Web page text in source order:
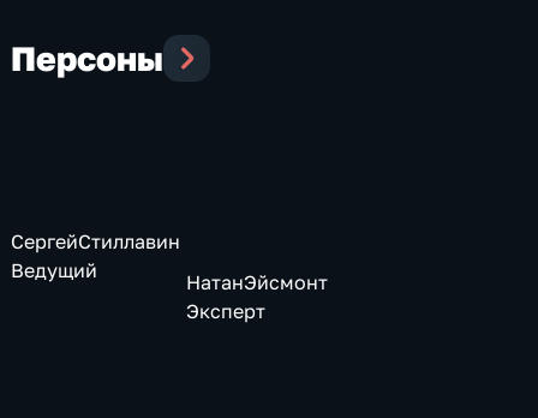
Персоны
СергейСтиллавин
Ведущий
НатанЭйсмонт
Эксперт